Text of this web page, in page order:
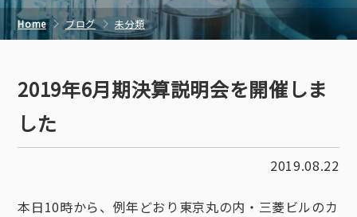
Home ブログ 未分類
2019年6月期決算説明会を開催しま
した
2019.08.22
本日10時から、例年どおり東京丸の内・三菱ビルのカ